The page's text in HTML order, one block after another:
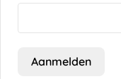
Aanmelden